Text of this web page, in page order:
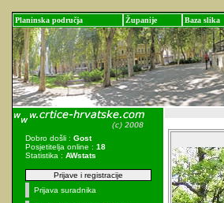
Planinska područja Županije Baza slika
Dobro došli : Gost
Posjetitelja online : 18
Statistika : AWstats
Prijave i registracije
Prijava suradnika